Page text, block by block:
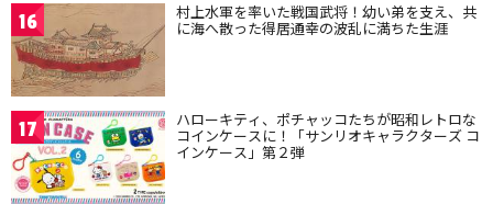
16 村上水軍を率いた戦国武将！幼い弟を支え、共
に海へ散った得居通幸の波乱に満ちた生涯
17 ハローキティ、ポチャッコたちが昭和レトロな
コインケースに！「サンリオキャラクターズ コ
インケース」第２弾